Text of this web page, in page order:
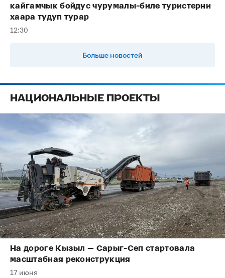
кайгамчык бойдус чурумалы-биле туристерни
хаара тудуп турар
12:30
Больше новостей
НАЦИОНАЛЬНЫЕ ПРОЕКТЫ
На дороге Кызыл — Сарыг-Сеп стартовала
масштабная реконструкция
17 июня